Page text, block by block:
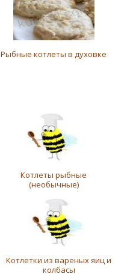
Рыбные котлеты в духовке
Котлеты рыбные
(необычные)
Котлетки из вареных яиц и
колбасы